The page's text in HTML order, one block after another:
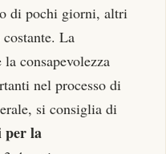
di pochi giorni, altri
La
consapevolezza
nel processo di
si consiglia di
per la